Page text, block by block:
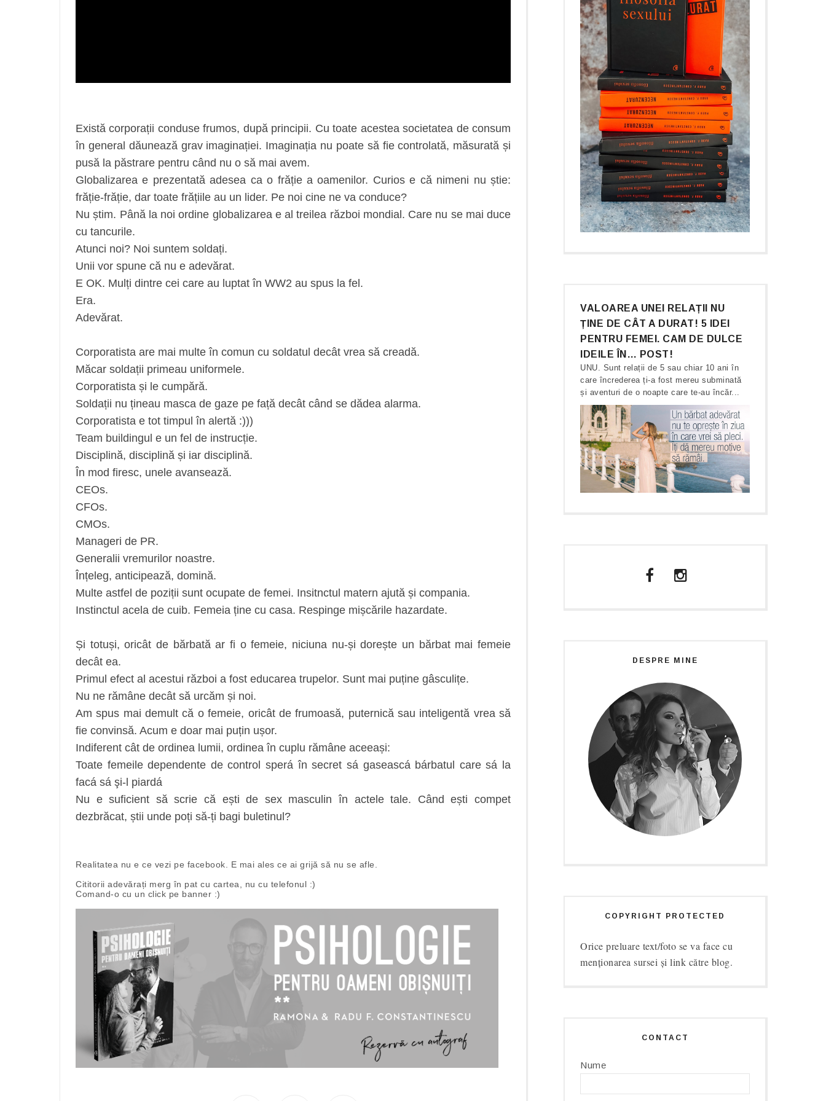
Există corporații conduse frumos, după principii. Cu toate acestea societatea de consum
în general dăunează grav imaginației. Imaginația nu poate să fie controlată, măsurată și
pusă la păstrare pentru când nu o să mai avem.
Globalizarea e prezentată adesea ca o frăție a oamenilor. Curios e că nimeni nu știe:
frăție-frăție, dar toate frățiile au un lider. Pe noi cine ne va conduce?
Nu știm. Până la noi ordine globalizarea e al treilea război mondial. Care nu se mai duce
cu tancurile.
Atunci noi? Noi suntem soldați.
Unii vor spune că nu e adevărat.
E OK. Mulți dintre cei care au luptat în WW2 au spus la fel.
Era.
Adevărat.
Corporatista are mai multe în comun cu soldatul decât vrea să creadă.
Măcar soldații primeau uniformele.
Corporatista și le cumpără.
Soldații nu țineau masca de gaze pe față decât când se dădea alarma.
Corporatista e tot timpul în alertă :)))
Team buildingul e un fel de instrucție.
Disciplină, disciplină și iar disciplină.
În mod firesc, unele avansează.
CEOs.
CFOs.
CMOs.
Manageri de PR.
Generalii vremurilor noastre.
Înțeleg, anticipează, domină.
Multe astfel de poziții sunt ocupate de femei. Insitnctul matern ajută și compania.
Instinctul acela de cuib. Femeia ține cu casa. Respinge mișcările hazardate.
Și totuși, oricât de bărbată ar fi o femeie, niciuna nu-și dorește un bărbat mai femeie
decât ea.
Primul efect al acestui război a fost educarea trupelor. Sunt mai puține gâsculițe.
Nu ne rămâne decât să urcăm și noi.
Am spus mai demult că o femeie, oricât de frumoasă, puternică sau inteligentă vrea să
fie convinsă. Acum e doar mai puțin ușor.
Indiferent cât de ordinea lumii, ordinea în cuplu rămâne aceeași:
Toate femeile dependente de control sperá în secret sá gaseascá bárbatul care sá la
facá sá şi-l piardá
Nu e suficient să scrie că ești de sex masculin în actele tale. Când ești compet
dezbrăcat, știi unde poți să-ți bagi buletinul?
Realitatea nu e ce vezi pe facebook. E mai ales ce ai grijă să nu se afle.
Cititorii adevărați merg în pat cu cartea, nu cu telefonul :)
Comand-o cu un click pe banner :)
VALOAREA UNEI RELAȚII NU
ȚINE DE CÂT A DURAT! 5 IDEI
PENTRU FEMEI. CAM DE DULCE
IDEILE ÎN… POST!
UNU. Sunt relații de 5 sau chiar 10 ani în
care încrederea ți-a fost mereu subminată
și aventuri de o noapte care te-au încăr...
DESPRE MINE
COPYRIGHT PROTECTED
Orice preluare text/foto se va face cu
menționarea sursei și link către blog.
CONTACT
Nume